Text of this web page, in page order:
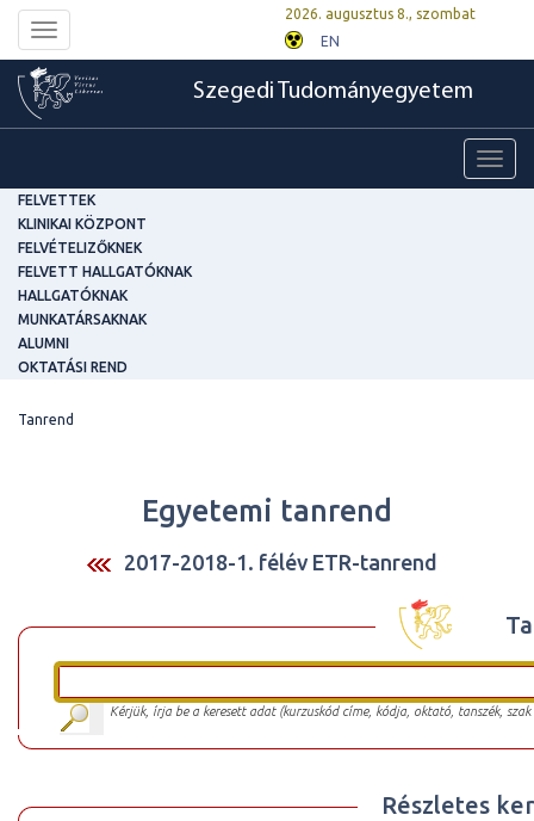
Toggle
navigation
2026. augusztus 8., szombat
EN
Szegedi Tudományegyetem
FELVETTEK
KLINIKAI KÖZPONT
FELVÉTELIZŐKNEK
FELVETT HALLGATÓKNAK
HALLGATÓKNAK
MUNKATÁRSAKNAK
ALUMNI
OKTATÁSI REND
Tanrend
Egyetemi tanrend
2017-2018-1. félév ETR-tanrend
Kérjük, írja be a keresett adat (kurzuskód címe, kódja, oktató, tanszék,
Részletes